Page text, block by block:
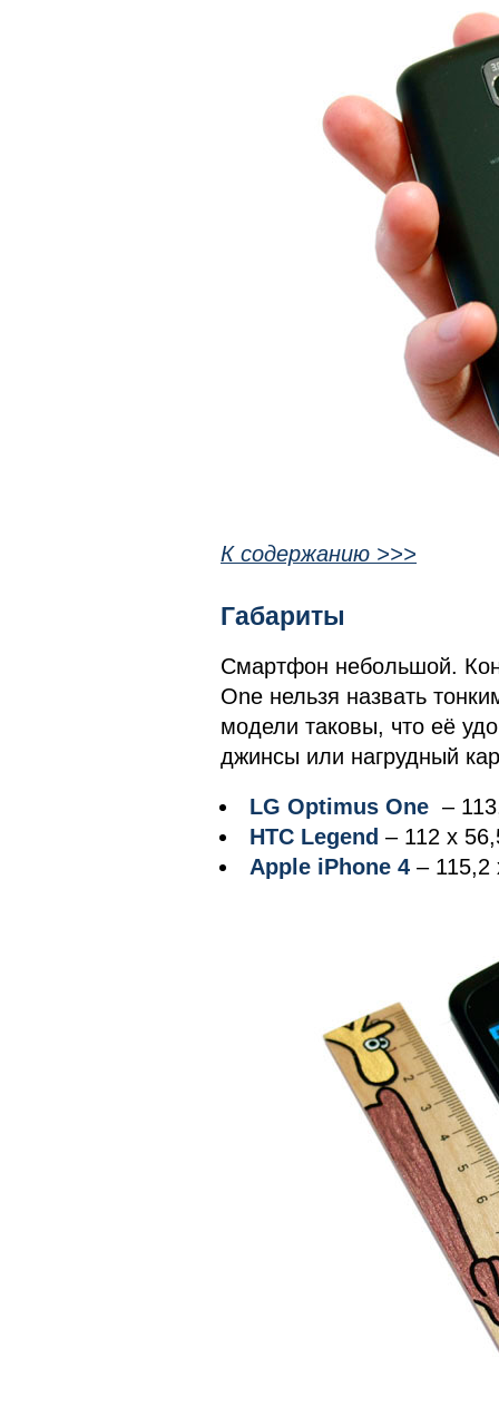
К содержанию >>>
Габариты
Смартфон небольшой.
One нельзя назвать
модели таковы, что её
джинсы или нагрудный
LG Optimus One –
HTC Legend – 112 x
Apple iPhone 4 – 115,2